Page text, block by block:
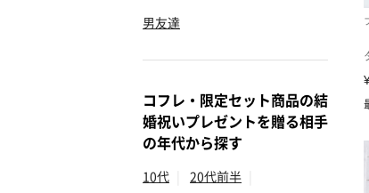
男友達
コフレ・限定セット商品の結
婚祝いプレゼントを贈る相手
の年代から探す
10代 20代前半